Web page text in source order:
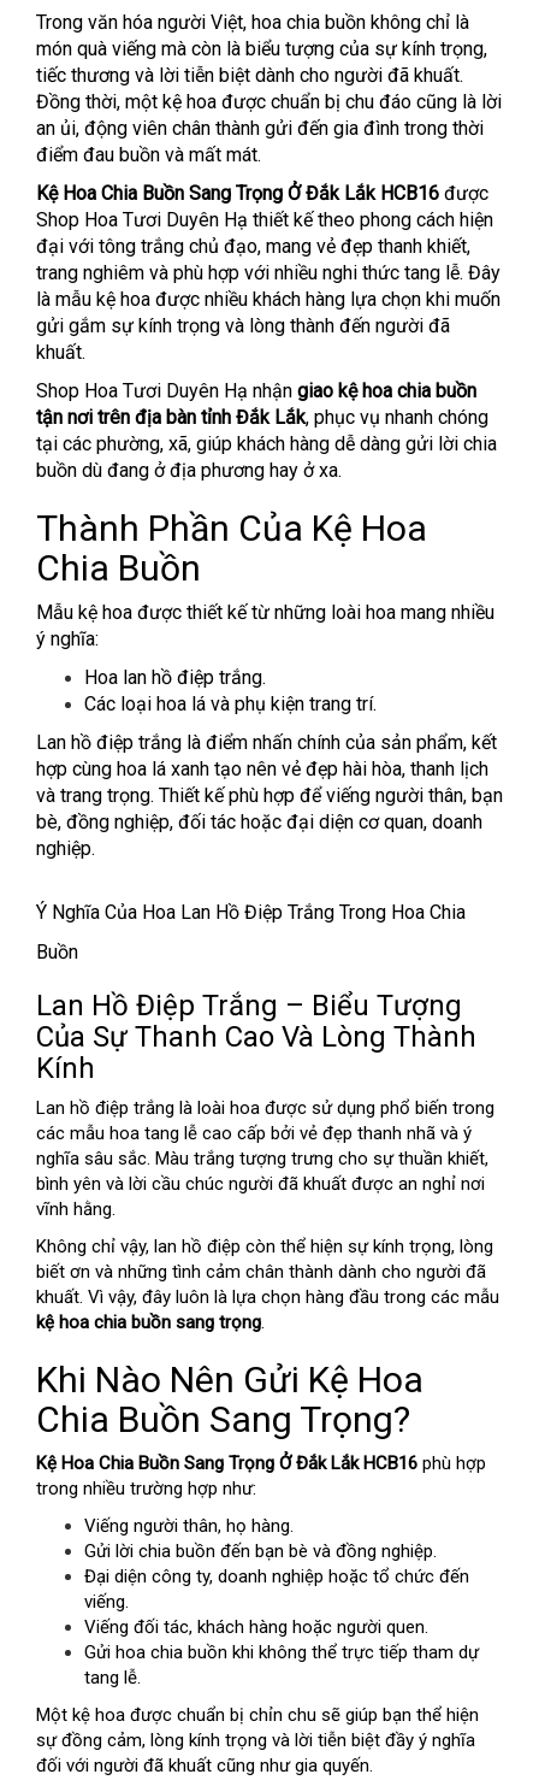
Trong văn hóa người Việt, hoa chia buồn không chỉ là
món quà viếng mà còn là biểu tượng của sự kính trọng,
tiếc thương và lời tiễn biệt dành cho người đã khuất.
Đồng thời, một kệ hoa được chuẩn bị chu đáo cũng là lời
an ủi, động viên chân thành gửi đến gia đình trong thời
điểm đau buồn và mất mát.
Kệ Hoa Chia Buồn Sang Trọng Ở Đắk Lắk HCB16 được
Shop Hoa Tươi Duyên Hạ thiết kế theo phong cách hiện
đại với tông trắng chủ đạo, mang vẻ đẹp thanh khiết,
trang nghiêm và phù hợp với nhiều nghi thức tang lễ. Đây
là mẫu kệ hoa được nhiều khách hàng lựa chọn khi muốn
gửi gắm sự kính trọng và lòng thành đến người đã
khuất.
Shop Hoa Tươi Duyên Hạ nhận giao kệ hoa chia buồn
tận nơi trên địa bàn tỉnh Đắk Lắk, phục vụ nhanh chóng
tại các phường, xã, giúp khách hàng dễ dàng gửi lời chia
buồn dù đang ở địa phương hay ở xa.
Thành Phần Của Kệ Hoa
Chia Buồn
Mẫu kệ hoa được thiết kế từ những loài hoa mang nhiều
ý nghĩa:
Hoa lan hồ điệp trắng.
Các loại hoa lá và phụ kiện trang trí.
Lan hồ điệp trắng là điểm nhấn chính của sản phẩm, kết
hợp cùng hoa lá xanh tạo nên vẻ đẹp hài hòa, thanh lịch
và trang trọng. Thiết kế phù hợp để viếng người thân, bạn
bè, đồng nghiệp, đối tác hoặc đại diện cơ quan, doanh
nghiệp.
Ý Nghĩa Của Hoa Lan Hồ Điệp Trắng Trong Hoa Chia
Buồn
Lan Hồ Điệp Trắng – Biểu Tượng
Của Sự Thanh Cao Và Lòng Thành
Kính
Lan hồ điệp trắng là loài hoa được sử dụng phổ biến trong
các mẫu hoa tang lễ cao cấp bởi vẻ đẹp thanh nhã và ý
nghĩa sâu sắc. Màu trắng tượng trưng cho sự thuần khiết,
bình yên và lời cầu chúc người đã khuất được an nghỉ nơi
vĩnh hằng.
Không chỉ vậy, lan hồ điệp còn thể hiện sự kính trọng, lòng
biết ơn và những tình cảm chân thành dành cho người đã
khuất. Vì vậy, đây luôn là lựa chọn hàng đầu trong các mẫu
kệ hoa chia buồn sang trọng.
Khi Nào Nên Gửi Kệ Hoa
Chia Buồn Sang Trọng?
Kệ Hoa Chia Buồn Sang Trọng Ở Đắk Lắk HCB16 phù hợp
trong nhiều trường hợp như:
Viếng người thân, họ hàng.
Gửi lời chia buồn đến bạn bè và đồng nghiệp.
Đại diện công ty, doanh nghiệp hoặc tổ chức đến
viếng.
Viếng đối tác, khách hàng hoặc người quen.
Gửi hoa chia buồn khi không thể trực tiếp tham dự
tang lễ.
Một kệ hoa được chuẩn bị chỉn chu sẽ giúp bạn thể hiện
sự đồng cảm, lòng kính trọng và lời tiễn biệt đầy ý nghĩa
đối với người đã khuất cũng như gia quyến.